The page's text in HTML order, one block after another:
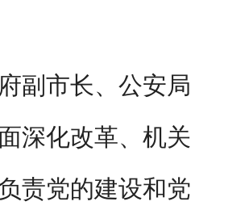
副市长、公安局
深化改革、机关
责党的建设和党